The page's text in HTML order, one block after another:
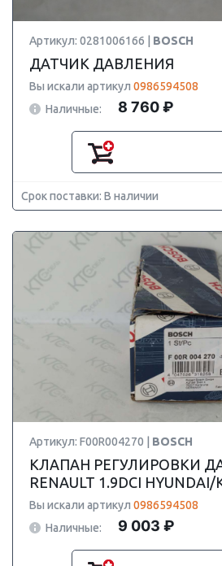
Артикул: 0281006166 | BOSCH
ДАТЧИК ДАВЛЕНИЯ
Вы искали артикул 0986594508
Наличные:
8 760 ₽
Срок поставки: В наличии
Артикул: F00R004270 | BOSCH
КЛАПАН РЕГУЛИРОВКИ
RENAULT 1.9DCI HYUNDAI/
Вы искали артикул 0986594508
Наличные:
9 003 ₽